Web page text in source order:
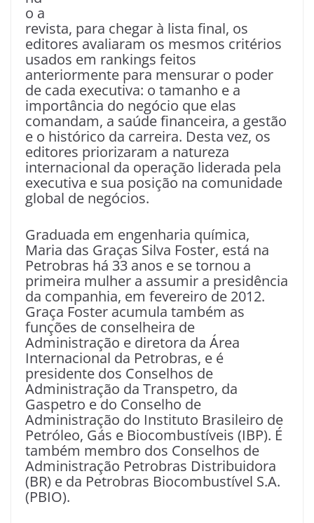
o a
revista, para chegar à lista final, os
editores avaliaram os mesmos critérios
usados em rankings feitos
anteriormente para mensurar o poder
de cada executiva: o tamanho e a
importância do negócio que elas
comandam, a saúde financeira, a gestão
e o histórico da carreira. Desta vez, os
editores priorizaram a natureza
internacional da operação liderada pela
executiva e sua posição na comunidade
global de negócios.
Graduada em engenharia química,
Maria das Graças Silva Foster, está na
Petrobras há 33 anos e se tornou a
primeira mulher a assumir a presidência
da companhia, em fevereiro de 2012.
Graça Foster acumula também as
funções de conselheira de
Administração e diretora da Área
Internacional da Petrobras, e é
presidente dos Conselhos de
Administração da Transpetro, da
Gaspetro e do Conselho de
Administração do Instituto Brasileiro de
Petróleo, Gás e Biocombustíveis (IBP). É
também membro dos Conselhos de
Administração Petrobras Distribuidora
(BR) e da Petrobras Biocombustível S.A.
(PBIO).